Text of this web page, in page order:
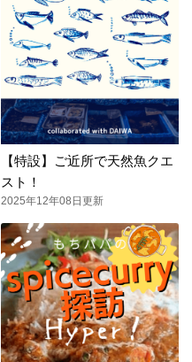
【特設】ご近所で天然魚クエ
スト！
2025年12年08日更新